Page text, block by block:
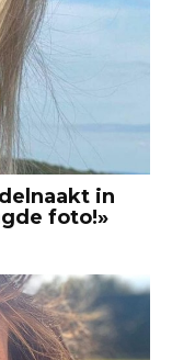
in
foto!»